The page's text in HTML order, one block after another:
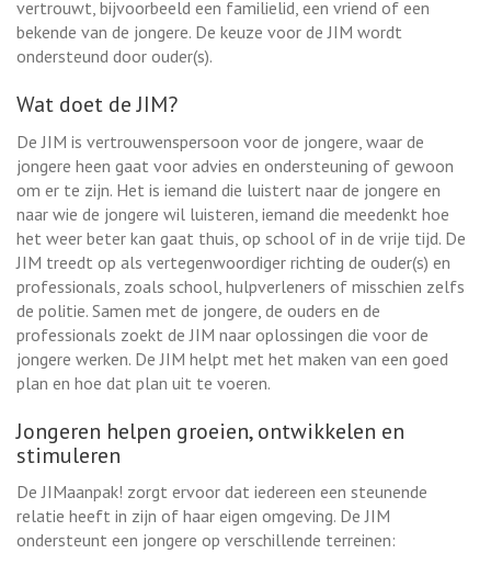
vertrouwt, bijvoorbeeld een familielid, een vriend of een
bekende van de jongere. De keuze voor de JIM wordt
ondersteund door ouder(s).
Wat doet de JIM?
De JIM is vertrouwenspersoon voor de jongere, waar de
jongere heen gaat voor advies en ondersteuning of gewoon
om er te zijn. Het is iemand die luistert naar de jongere en
naar wie de jongere wil luisteren, iemand die meedenkt hoe
het weer beter kan gaat thuis, op school of in de vrije tijd. De
JIM treedt op als vertegenwoordiger richting de ouder(s) en
professionals, zoals school, hulpverleners of misschien zelfs
de politie. Samen met de jongere, de ouders en de
professionals zoekt de JIM naar oplossingen die voor de
jongere werken. De JIM helpt met het maken van een goed
plan en hoe dat plan uit te voeren.
Jongeren helpen groeien, ontwikkelen en
stimuleren
De JIMaanpak! zorgt ervoor dat iedereen een steunende
relatie heeft in zijn of haar eigen omgeving. De JIM
ondersteunt een jongere op verschillende terreinen: